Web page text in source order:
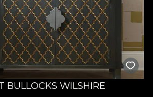
BULLOCKS WILSHIRE